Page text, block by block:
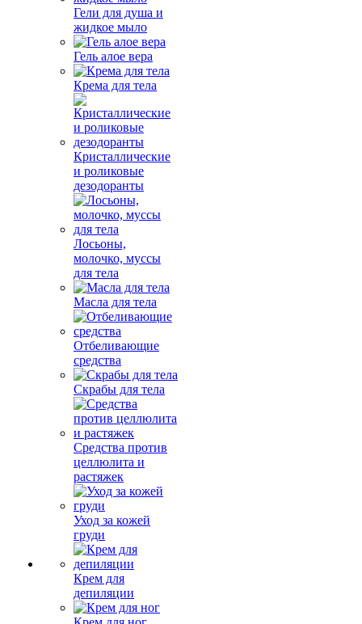
Гели для душа и
жидкое мыло
Гель алое вера
Крема для тела
Кристаллические
и роликовые
дезодоранты
Лосьоны,
молочко, муссы
для тела
Масла для тела
Отбеливающие
средства
Скрабы для тела
Средства против
целлюлита и
растяжек
Уход за кожей
груди
Крем для
депиляции